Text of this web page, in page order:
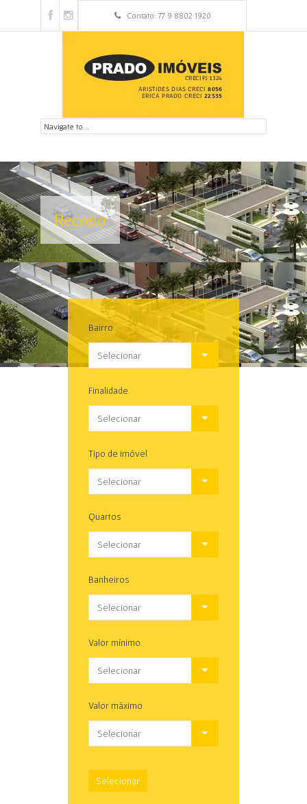
Contato: 77 9 8802 1920
Recreio
Bairro
Selecionar
Finalidade
Selecionar
Tipo de imóvel
Selecionar
Quartos
Selecionar
Banheiros
Selecionar
Valor mínimo
Selecionar
Valor máximo
Selecionar